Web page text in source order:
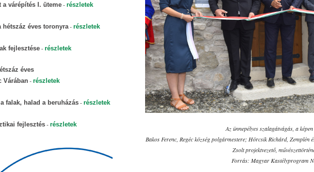
a várépítés I. üteme - részletek
hétszáz éves toronyra - részletek
fejlesztése - részletek
éves
Várában - részletek
falak, halad a beruházás - részletek
fejlesztés- részletek
Az ünnepélyes szalagátvágás, a
Bakos Ferenc, Regéc község polgármestere; Hörcsik Richárd, Zemplén
Zsolt projektvezető,
Forrás: Magyar Kastélyprogram